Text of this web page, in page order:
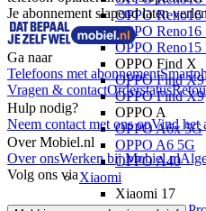
OPPO Reno16
OPPO Reno16
OPPO Reno15
OPPO Find X
OPPO Find
OPPO Find X9
OPPO A
OPPO A6x 5G
OPPO A6 5G
OPPO A40
Xiaomi
Xiaomi 17
Je abonnement slapend laten
Ga naar
Telefoons met abonnement
Vragen & contactOrderstatus
Hulp nodig?
Neem contact met ons opVind het
Over Mobiel.nl
Over onsWerken bij Mobiel.nl
Volg ons via